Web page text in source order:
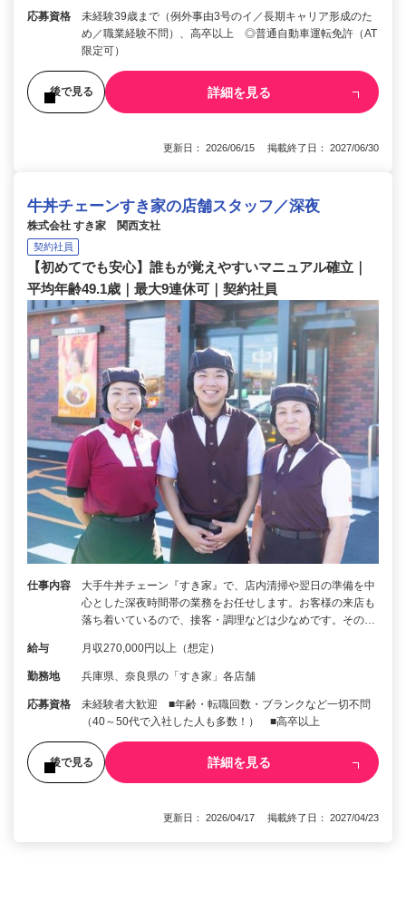
応募資格
未経験39歳まで（例外事由3号のイ／長期キャリア形成のた
め／職業経験不問）、高卒以上 ◎普通自動車運転免許（AT
限定可）
後で見る 詳細を見る
更新日： 2026/06/15 掲載終了日： 2027/06/30
牛丼チェーンすき家の店舗スタッフ／深夜
株式会社 すき家 関西支社
契約社員
【初めてでも安心】誰もが覚えやすいマニュアル確立｜
平均年齢49.1歳｜最大9連休可｜契約社員
仕事内容
大手牛丼チェーン『すき家』で、店内清掃や翌日の準備を中
心とした深夜時間帯の業務をお任せします。お客様の来店も
落ち着いているので、接客・調理などは少なめです。その…
給与 月収270,000円以上（想定）
勤務地 兵庫県、奈良県の「すき家」各店舗
応募資格
未経験者大歓迎 ■年齢・転職回数・ブランクなど一切不問
（40～50代で入社した人も多数！） ■高卒以上
後で見る 詳細を見る
更新日： 2026/04/17 掲載終了日： 2027/04/23